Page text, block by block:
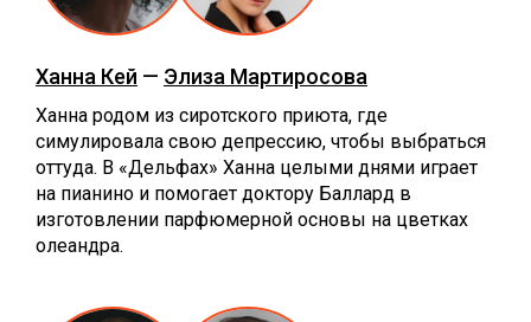
Ханна Кей — Элиза Мартиросова
Ханна родом из сиротского приюта, где
симулировала свою депрессию, чтобы выбраться
оттуда. В «Дельфах» Ханна целыми днями играет
на пианино и помогает доктору Баллард в
изготовлении парфюмерной основы на цветках
олеандра.